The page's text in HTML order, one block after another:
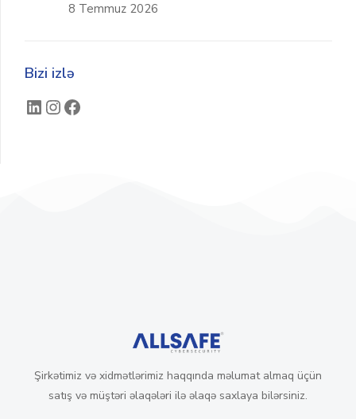
8 Temmuz 2026
Bizi izlə
Şirkətimiz və xidmətlərimiz haqqında məlumat almaq üçün
satış və müştəri əlaqələri ilə əlaqə saxlaya bilərsiniz.